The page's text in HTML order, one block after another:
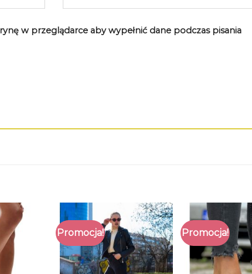
w przeglądarce aby wypełnić dane podczas pisania
Promocja! Promocja!